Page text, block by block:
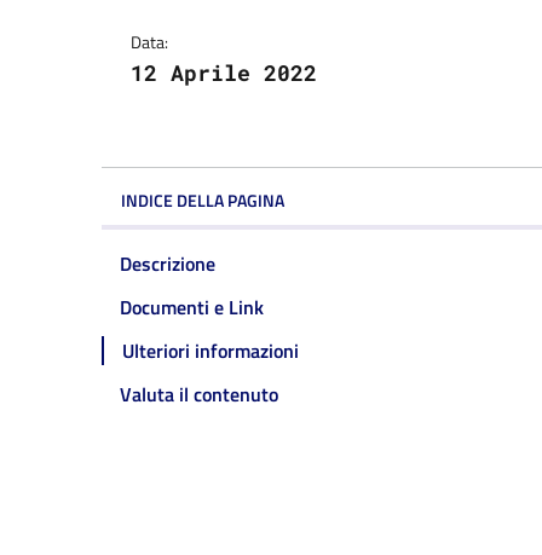
Data:
12 Aprile 2022
INDICE DELLA PAGINA
Descrizione
Documenti e Link
Ulteriori informazioni
Valuta il contenuto